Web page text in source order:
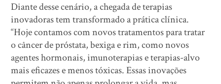
Diante desse cenário, a chegada de terapias
inovadoras tem transformado a prática clínica.
“Hoje contamos com novos tratamentos para tratar
o câncer de próstata, bexiga e rim, como novos
agentes hormonais, imunoterapias e terapias-alvo
mais eficazes e menos tóxicas. Essas inovações